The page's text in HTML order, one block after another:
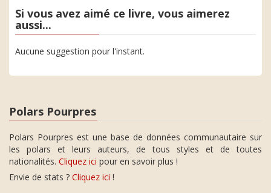
Si vous avez aimé ce livre, vous aimerez
aussi...
Aucune suggestion pour l'instant.
Polars Pourpres
Polars Pourpres est une base de données communautaire sur
les polars et leurs auteurs, de tous styles et de toutes
nationalités. Cliquez ici pour en savoir plus !
Envie de stats ? Cliquez ici !